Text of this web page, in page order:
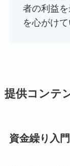
者の利益
を心がけて
提供コンテ
資金繰り入門